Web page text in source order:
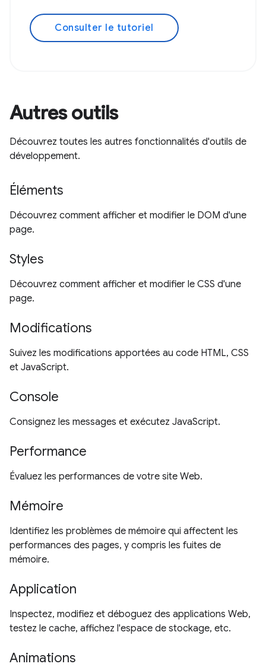
Consulter le tutoriel
Autres outils
Découvrez toutes les autres fonctionnalités d'outils de
développement.
Éléments
Découvrez comment afficher et modifier le DOM d'une
page.
Styles
Découvrez comment afficher et modifier le CSS d'une
page.
Modifications
Suivez les modifications apportées au code HTML, CSS
et JavaScript.
Console
Consignez les messages et exécutez JavaScript.
Performance
Évaluez les performances de votre site Web.
Mémoire
Identifiez les problèmes de mémoire qui affectent les
performances des pages, y compris les fuites de
mémoire.
Application
Inspectez, modifiez et déboguez des applications Web,
testez le cache, affichez l'espace de stockage, etc.
Animations